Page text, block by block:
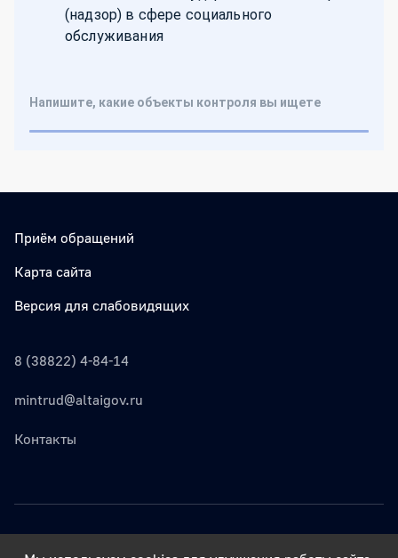
Приём обращений
Карта сайта
Версия для слабовидящих
8 (38822) 4-84-14
mintrud@altaigov.ru
Контакты